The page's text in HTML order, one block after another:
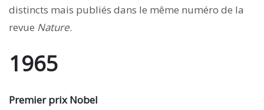
distincts mais publiés dans le même numéro de la
revue Nature.
1965
Premier prix Nobel